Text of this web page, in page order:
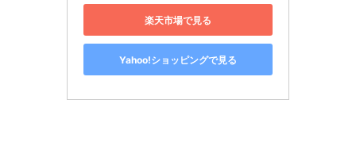
楽天市場で見る
Yahoo!ショッピングで見る